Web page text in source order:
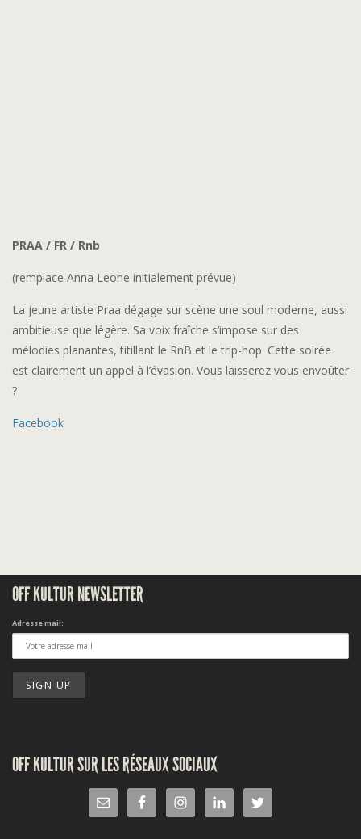
PRAA / FR / Rnb
(remplace Anna Leone initialement prévue)
La jeune artiste Praa dégage sur scène une soul moderne, aussi
ambitieuse que légère. Sa voix fraîche s’impose sur des
mélodies planantes, titillant le RnB et le trip-hop. Cette soirée
est clairement un appel à l’évasion. Vous laisserez vous envoûter
?
Facebook
OFF KULTUR NEWSLETTER
Adresse mail:
OFF KULTUR SUR LES RÉSEAUX SOCIAUX